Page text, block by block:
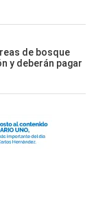
de bosque
y deberán pagar